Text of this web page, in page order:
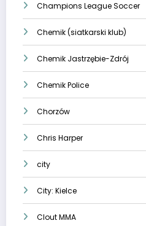
Champions League Soccer
Chemik (siatkarski klub)
Chemik Jastrzębie-Zdrój
Chemik Police
Chorzów
Chris Harper
city
City: Kielce
Clout MMA